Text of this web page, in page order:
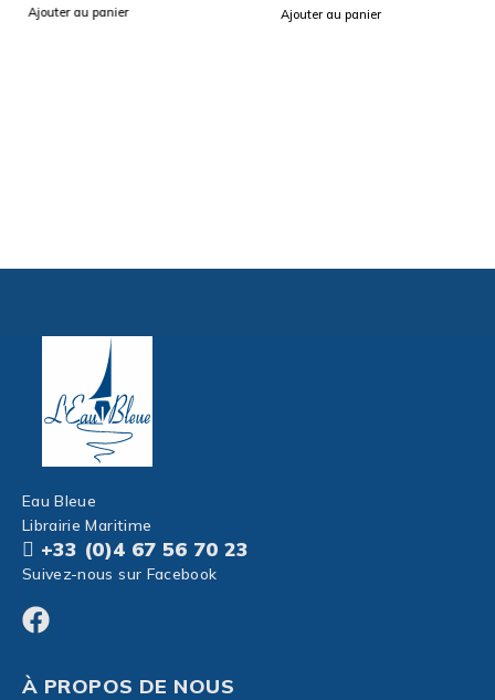
Ajouter au panier Ajouter au panier
Eau Bleue
Librairie Maritime
+33 (0)4 67 56 70 23
Suivez-nous sur Facebook
À PROPOS DE NOUS